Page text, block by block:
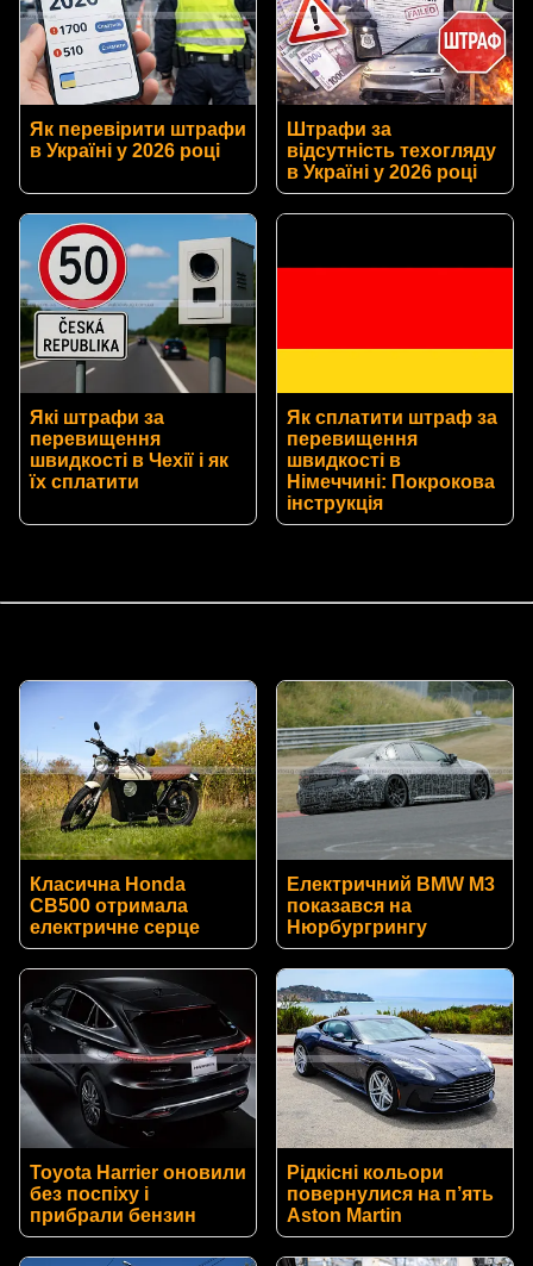
Як перевірити штрафи
в Україні у 2026 році
Штрафи за
відсутність техогляду
в Україні у 2026 році
Які штрафи за
перевищення
швидкості в Чехії і як
їх сплатити
Як сплатити штраф за
перевищення
швидкості в
Німеччині: Покрокова
інструкція
Класична Honda
CB500 отримала
електричне серце
Електричний BMW M3
показався на
Нюрбургрингу
Toyota Harrier оновили
без поспіху і
прибрали бензин
Рідкісні кольори
повернулися на п’ять
Aston Martin